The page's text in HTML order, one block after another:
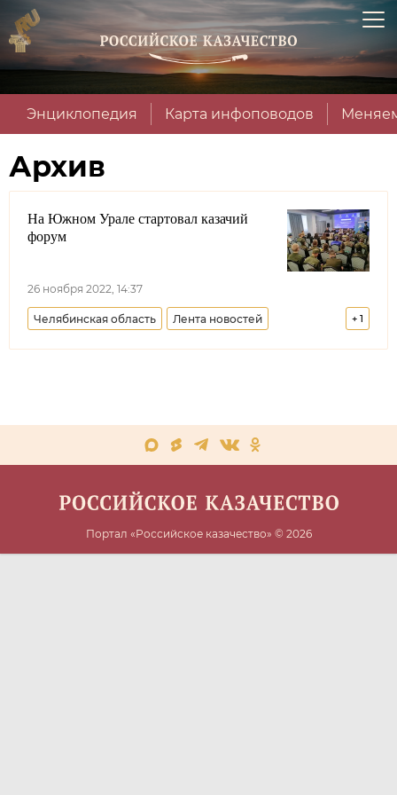
Энциклопедия Карта инфоповодов
Архив
На Южном Урале стартовал казачий
форум
26 ноября 2022, 14:37
+ 1
Челябинская область Лента новостей
Оренбургское войсковое казачье общество
Портал «Российское казачество» © 2026